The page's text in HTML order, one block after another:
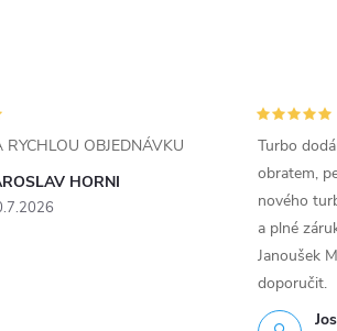
HORNI
RYCHLOU OBJEDNÁVKU
Turbo
obratem,
nového
a plné
Janoušek
doporučit.